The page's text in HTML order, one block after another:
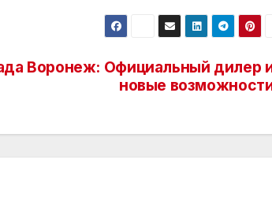
Воронеж: Официальный дилер
новые